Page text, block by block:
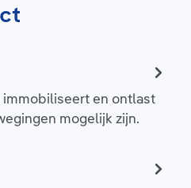
en ontlast
mogelijk zijn.